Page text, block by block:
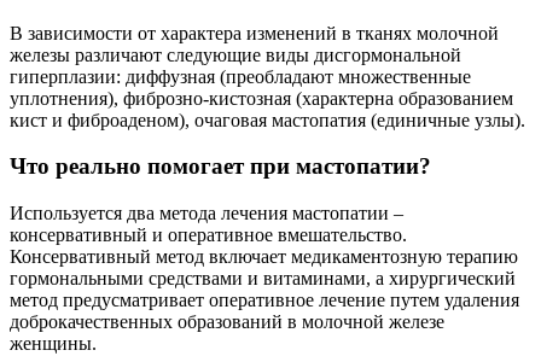
В зависимости от характера изменений в тканях молочной
железы различают следующие виды дисгормональной
гиперплазии: диффузная (преобладают множественные
уплотнения), фиброзно-кистозная (характерна образованием
кист и фиброаденом), очаговая мастопатия (единичные узлы).
Что реально помогает при мастопатии?
Используется два метода лечения мастопатии –
консервативный и оперативное вмешательство.
Консервативный метод включает медикаментозную терапию
гормональными средствами и витаминами, а хирургический
метод предусматривает оперативное лечение путем удаления
доброкачественных образований в молочной железе
женщины.